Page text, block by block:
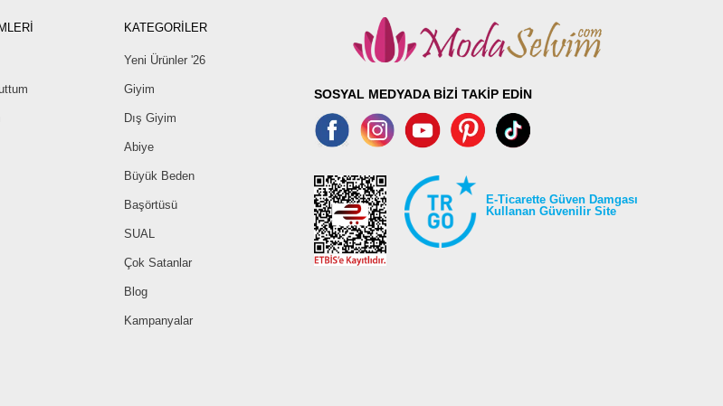
KATEGORİLER
Yeni Ürünler '26
Giyim
Dış Giyim
Abiye
Büyük Beden
Başörtüsü
SUAL
Çok Satanlar
Blog
Kampanyalar
SOSYAL MEDYADA BİZİ TAKİP EDİN
E-Ticarette Güven Damgası
Kullanan Güvenilir Site